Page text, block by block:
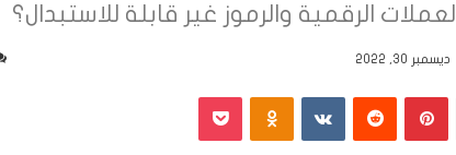
الرقمية والرموز غير قابلة للاستبدال؟
ديسمبر 30, 2022
بينتيريست ‏VKontakte